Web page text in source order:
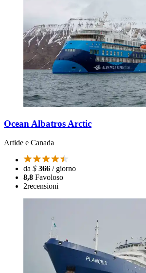
Ocean Albatros Arctic
Artide e Canada
da $ 366 / giorno
8,8 Favoloso
2recensioni